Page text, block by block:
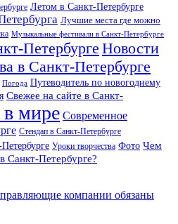
Летом в Санкт-Петербурге
Лучшие места где можно
Музыкальные фестивали в Санкт-Петербурге
Петербурге Новости
в Санкт-Петербурге
Погода Путеводитель по новогоднему
Свежее на сайте в Санкт-
мире Современное
Стендап в Санкт-Петербурге
Уроки творчества Фото Чем
Санкт-Петербурге?
компании обязаны